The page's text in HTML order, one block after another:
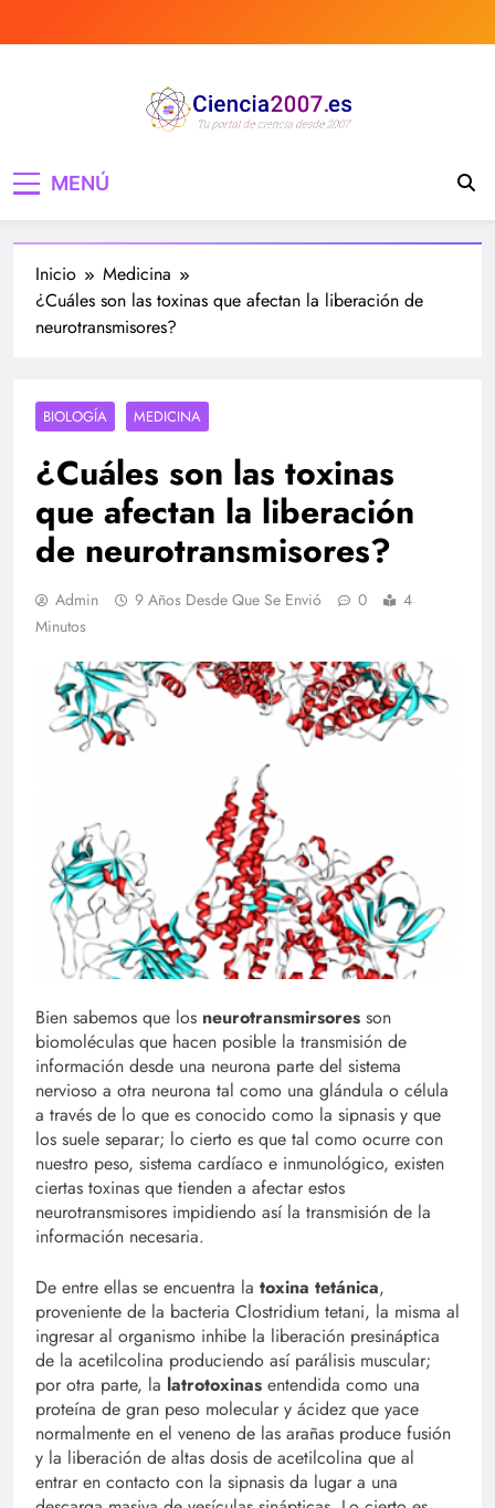
al
de Ciencia, noticias,
estudios, medicina,
investigación…
curiosidades, medicina, investigación y mucho
MENÚ
Inicio
Medicina
¿Cuáles son las toxinas que afectan la liberación de
neurotransmisores?
BIOLOGÍA MEDICINA
¿Cuáles son las toxinas
que afectan la liberación
de neurotransmisores?
Admin 9 Años Desde Que Se Envió 0
4
Minutos
Bien sabemos que los neurotransmirsores son
biomoléculas que hacen posible la transmisión de
información desde una neurona parte del sistema
nervioso a otra neurona tal como una glándula o célula
a través de lo que es conocido como la sipnasis y que
los suele separar; lo cierto es que tal como ocurre con
nuestro peso, sistema cardíaco e inmunológico, existen
ciertas toxinas que tienden a afectar estos
neurotransmisores impidiendo así la transmisión de la
información necesaria.
De entre ellas se encuentra la toxina tetánica,
proveniente de la bacteria Clostridium tetani, la misma al
ingresar al organismo inhibe la liberación presináptica
de la acetilcolina produciendo así parálisis muscular;
por otra parte, la latrotoxinas entendida como una
proteína de gran peso molecular y ácidez que yace
normalmente en el veneno de las arañas produce fusión
y la liberación de altas dosis de acetilcolina que al
entrar en contacto con la sipnasis da lugar a una